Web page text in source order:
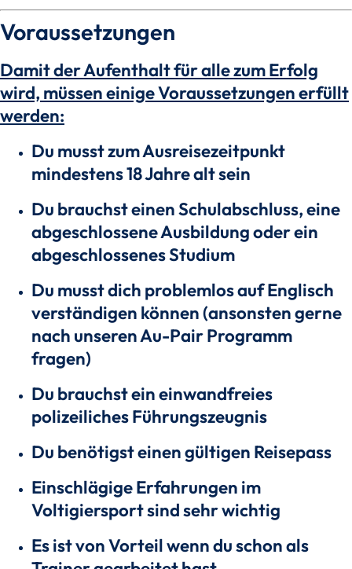
Voraussetzungen
Damit der Aufenthalt für alle zum Erfolg
wird, müssen einige Voraussetzungen erfüllt
werden:
Du musst zum Ausreisezeitpunkt
mindestens 18 Jahre alt sein
Du brauchst einen Schulabschluss, eine
abgeschlossene Ausbildung oder ein
abgeschlossenes Studium
Du musst dich problemlos auf Englisch
verständigen können (ansonsten gerne
nach unseren Au-Pair Programm
fragen)
Du brauchst ein einwandfreies
polizeiliches Führungszeugnis
Du benötigst einen gültigen Reisepass
Einschlägige Erfahrungen im
Voltigiersport sind sehr wichtig
Es ist von Vorteil wenn du schon als